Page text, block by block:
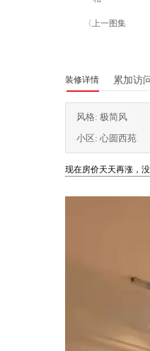
〈上一图集
装修详情 累加访
风格: 极简风
小区: 心圆西苑
现在房价天天再涨，